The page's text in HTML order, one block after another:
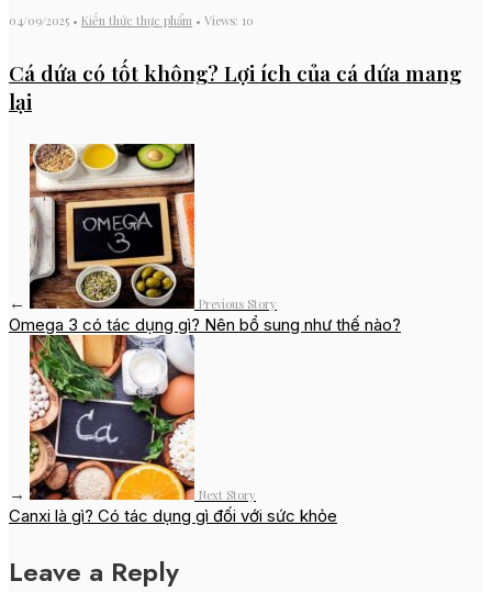
04/09/2025 • Kiến thức thực phẩm • Views: 10
Cá dứa có tốt không? Lợi ích của cá dứa mang
lại
← Previous Story
Omega 3 có tác dụng gì? Nên bổ sung như thế nào?
→ Next Story
Canxi là gì? Có tác dụng gì đối với sức khỏe
Leave a Reply